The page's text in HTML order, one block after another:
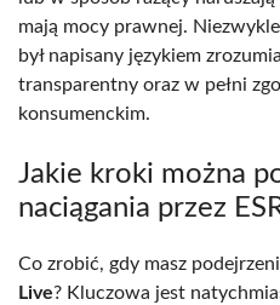
mają mocy prawnej.
był napisany językiem
transparentny oraz w pełni
konsumenckim.
Jakie kroki można
naciągania przez
Co zrobić, gdy masz
Live? Kluczowa jest